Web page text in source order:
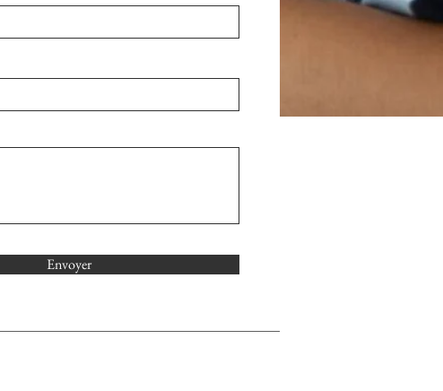
Envoyer